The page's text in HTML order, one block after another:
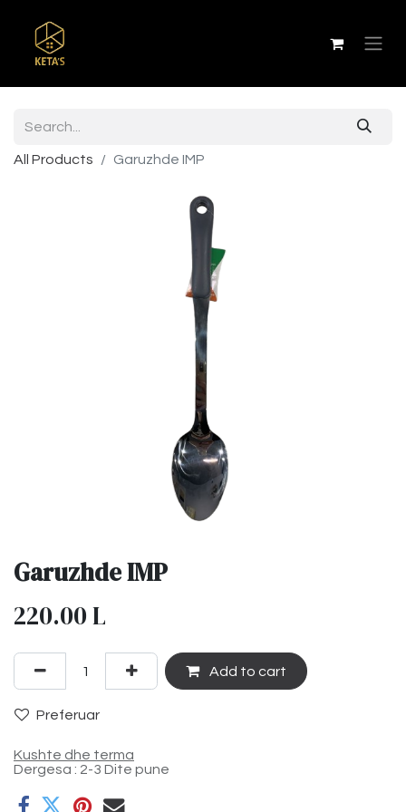
All Products Garuzhde IMP
Garuzhde IMP
220.00L
Add to cart
Preferuar
Kushte dhe terma
Dergesa : 2-3 Dite pune